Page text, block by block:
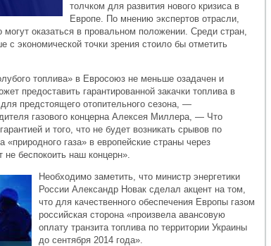
толчком для развития нового кризиса в
Европе. По мнению экспертов отрасли,
оказаться в провальном положении. Среди стран,
с экономической точки зрения стоило бы отметить
топлива» в Евросоюз не меньше озадачен и
предоставить гарантированной закачки топлива в
предстоящего отопительного сезона, —
газового концерна Алексея Миллера, — Что
и того, что не будет возникать срывов по
«природного газа» в европейские страны через
беспокоить наш концерн».
Необходимо заметить, что министр энергетики
России Александр Новак сделал акцент на том,
что для качественного обеспечения Европы газом
российская сторона «произвела авансовую
оплату транзита топлива по территории Украины
до сентября 2014 года».